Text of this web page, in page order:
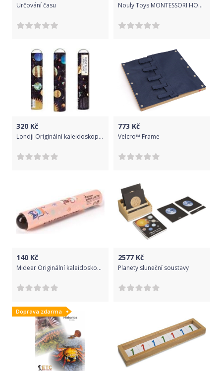
Určování času Nouly Toys MONTESSORI HOUPAČKA HP-MH-14 modrá-sv.modrá
320 Kč
Londji Originální kaleidoskop - krasohled - Planety
773 Kč
Velcro™ Frame
140 Kč
Mideer Originální kaleidoskop - krasohled - Růžový
2577 Kč
Planety sluneční soustavy
Doprava zdarma